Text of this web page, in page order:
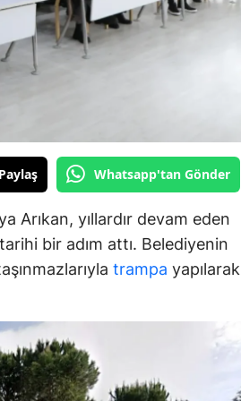
Whatsapp'tan Gönder
Arıkan, yıllardır devam eden
bir adım attı. Belediyenin
trampa yapılarak